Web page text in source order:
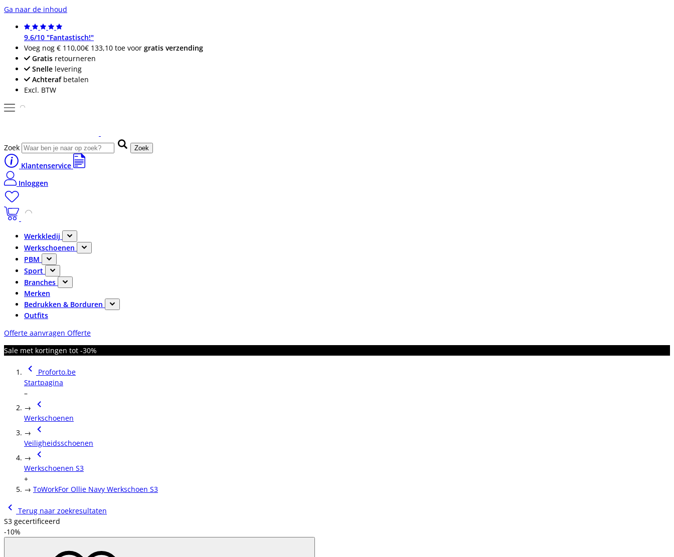
Ga naar de inhoud
9.6/10 "Fantastisch!"
Voeg nog € 110,00€ 133,10 toe voor gratis verzending
Gratis retourneren
Snelle levering
Achterafbetalen
Excl. BTW
Zoek Zoek
Klantenservice
Inloggen
Werkkledij
Werkschoenen
PBM
Sport
Branches
Merken
Bedrukken & Borduren
Outfits
Offerte aanvragen Offerte
Sale met kortingen tot -30%
Proforto.be
Startpagina
–
→
Werkschoenen
→
Veiligheidsschoenen
→
Werkschoenen S3
+
→ ToWorkFor Ollie Navy Werkschoen S3
Terug naar zoekresultaten
S3 gecertificeerd
-10%